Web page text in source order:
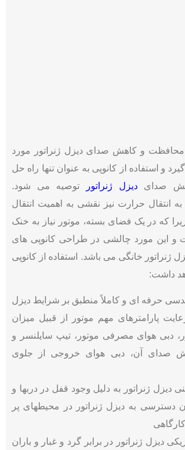
محافظت و کاهش صدای دیزل ژنراتور مورد
و استفاده از کانوپی به عنوان تنها راه حل
صدایدیزل ژنراتور
توصیه می شود.
انتقال حرارت نیز نقشی به اهمیت انتقال
که در یک فضای بسته، موتور نیاز به خنک
و این مورد چالشی در طراحی کانوپی های
ژنراتور خانگی می باشد. استفاده از کانوپی
داشت:
حرفه ای و کاملاً منطبق بر شرایط دیزل
رعایت پارامترهای مهم موتور از قبیل میزان
دبی هوای مصرفی موتور، تیپ سایلنسر و
صدای آن، دبی هوای خروجی از جلوی
دیزل ژنراتور به دلیل وجود قفل در دربها و
دسترسی به دیزل ژنراتور در محیطهای پر
دیزل ژنراتور در برابر گرد و غبار و باران